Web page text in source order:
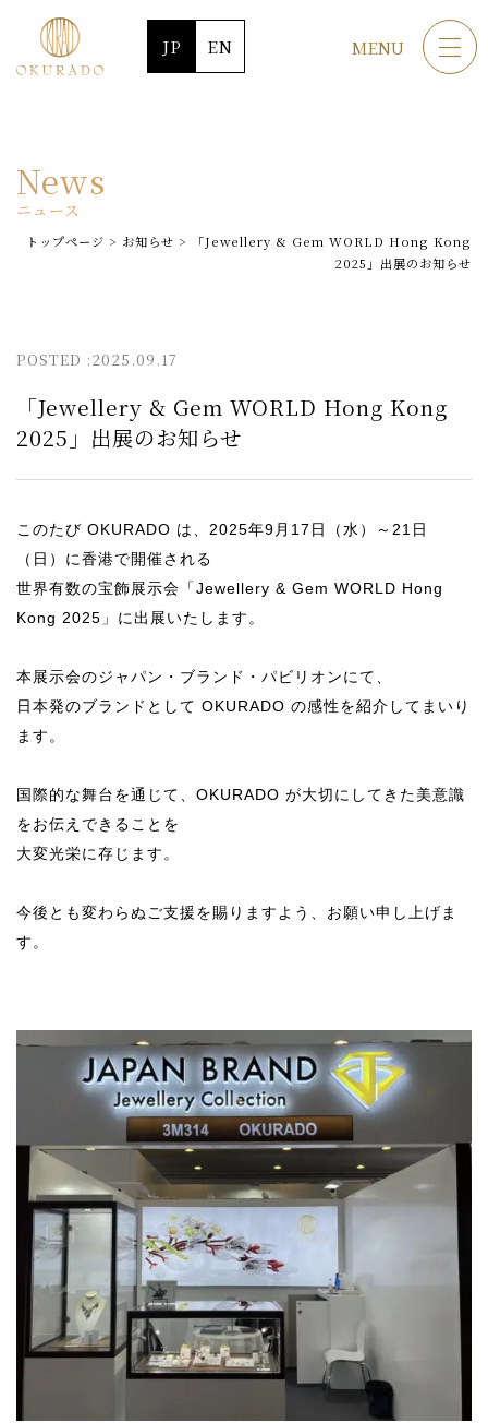
JP EN MENU
News
ニュース
トップページ > お知らせ >
「Jewellery & Gem WORLD Hong Kong
2025」出展のお知らせ
POSTED :2025.09.17
「Jewellery & Gem WORLD Hong Kong
2025」出展のお知らせ
このたび OKURADO は、2025年9月17日（水）～21日
（日）に香港で開催される
世界有数の宝飾展示会「Jewellery & Gem WORLD Hong
Kong 2025」に出展いたします。
本展示会のジャパン・ブランド・パビリオンにて、
日本発のブランドとして OKURADO の感性を紹介してまいり
ます。
国際的な舞台を通じて、OKURADO が大切にしてきた美意識
をお伝えできることを
大変光栄に存じます。
今後とも変わらぬご支援を賜りますよう、お願い申し上げま
す。